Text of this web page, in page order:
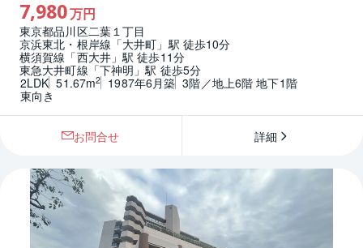
7,980万円
東京都品川区二葉１丁目
京浜東北・根岸線「大井町」駅 徒歩10分
横須賀線「西大井」駅 徒歩11分
東急大井町線「下神明」駅 徒歩5分
2LDK 51.67m2 1987年6月築 3階／地上6階 地下1階
東向き
お問合せ 詳細